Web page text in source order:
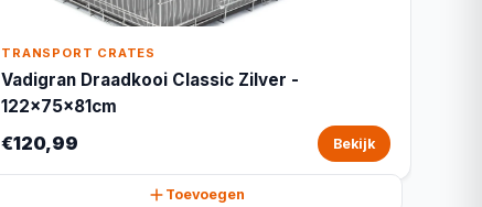
TRANSPORT CRATES
Vadigran Draadkooi Classic Zilver -
122x75x81cm
€120,99 Bekijk
Toevoegen